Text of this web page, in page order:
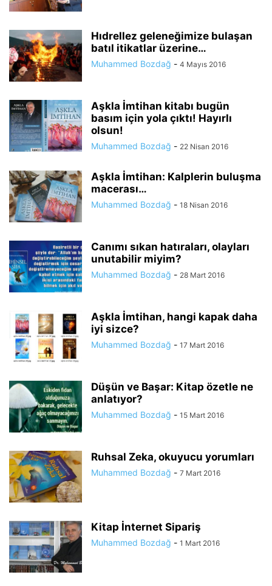
Hıdrellez geleneğimize bulaşan
batıl itikatlar üzerine…
Muhammed Bozdağ - 4 Mayıs 2016
Aşkla İmtihan kitabı bugün
basım için yola çıktı! Hayırlı
olsun!
Muhammed Bozdağ - 22 Nisan 2016
Aşkla İmtihan: Kalplerin buluşma
macerası…
Muhammed Bozdağ - 18 Nisan 2016
Canımı sıkan hatıraları, olayları
unutabilir miyim?
Muhammed Bozdağ - 28 Mart 2016
Aşkla İmtihan, hangi kapak daha
iyi sizce?
Muhammed Bozdağ - 17 Mart 2016
Düşün ve Başar: Kitap özetle ne
anlatıyor?
Muhammed Bozdağ - 15 Mart 2016
Ruhsal Zeka, okuyucu yorumları
Muhammed Bozdağ - 7 Mart 2016
Kitap İnternet Sipariş
Muhammed Bozdağ - 1 Mart 2016